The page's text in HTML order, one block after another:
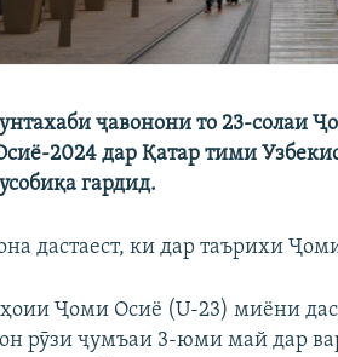
ҷавонони то 23-солаи
2024 дар Қатар тими
гардид.
дастаест, ки дар таърихи
Ҷоми Осиё (U-23) миёни
рӯзи ҷумъаи 3-юми май дар